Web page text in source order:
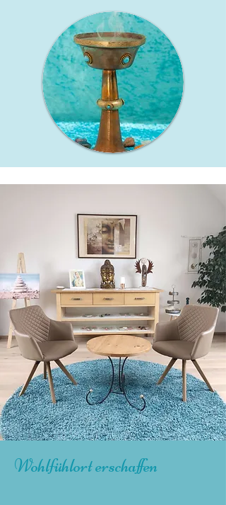
Wohlfühlort erschaffen